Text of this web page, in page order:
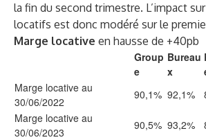
la fin du second trimestre. L’impact
locatifs est donc modéré sur le
Marge locative en hausse de +40pb
Group
e
Bureau
x
Marge locative au
30/06/2022
90,1% 92,1%
Marge locative au
30/06/2023
90,5% 93,2%